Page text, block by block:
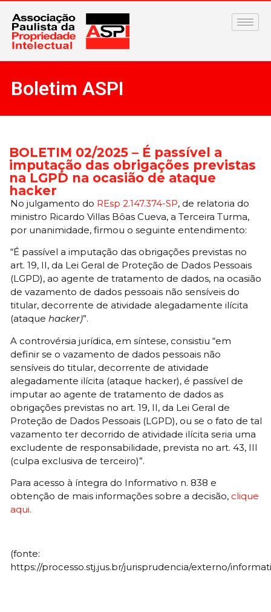
Boletim ASPI
BOLETIM 02/2025 – É passível a
imputação das obrigações previstas
na LGPD na ocasião de ataque
hacker
No julgamento do REsp 2.147.374-SP, de relatoria do
ministro Ricardo Villas Bôas Cueva, a Terceira Turma,
por unanimidade, firmou o seguinte entendimento:
“É passível a imputação das obrigações previstas no
art. 19, II, da Lei Geral de Proteção de Dados Pessoais
(LGPD), ao agente de tratamento de dados, na ocasião
de vazamento de dados pessoais não sensíveis do
titular, decorrente de atividade alegadamente ilícita
(ataque hacker)”.
A controvérsia jurídica, em síntese, consistiu “em
definir se o vazamento de dados pessoais não
sensíveis do titular, decorrente de atividade
alegadamente ilícita (ataque hacker), é passível de
imputar ao agente de tratamento de dados as
obrigações previstas no art. 19, II, da Lei Geral de
Proteção de Dados Pessoais (LGPD), ou se o fato de tal
vazamento ter decorrido de atividade ilícita seria uma
excludente de responsabilidade, prevista no art. 43, III
(culpa exclusiva de terceiro)”.
Para acesso à íntegra do Informativo n. 838 e
obtenção de mais informações sobre a decisão, clique
aqui.
(fonte:
https://processo.stj.jus.br/jurisprudencia/externo/